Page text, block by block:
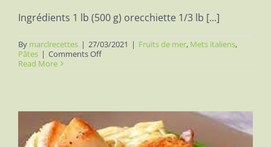
Ingrédients 1 lb (500 g) orecchiette 1/3 lb [...]
By marclrecettes | 27/03/2021 | Fruits de mer, Mets italiens,
Pâtes | Comments Offon
aux
Read More